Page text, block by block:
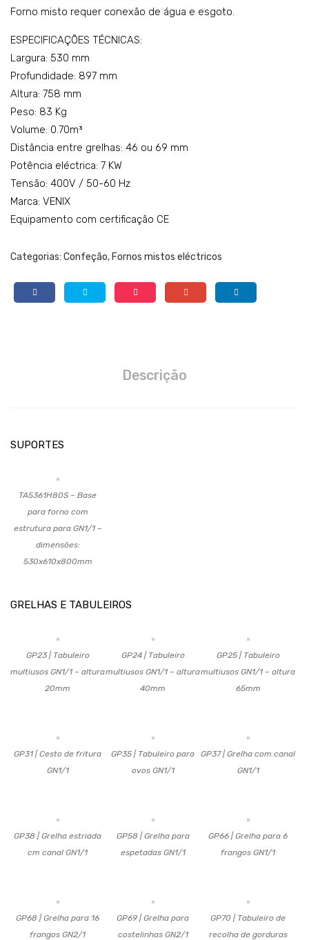
Forno misto requer conexão de água e esgoto.
ESPECIFICAÇÕES TÉCNICAS:
Largura: 530 mm
Profundidade: 897 mm
Altura: 758 mm
Peso: 83 Kg
Volume: 0.70m³
Distância entre grelhas: 46 ou 69 mm
Potência eléctrica: 7 KW
Tensão: 400V / 50-60 Hz
Marca: VENIX
Equipamento com certificação CE
Categorias: Confeção, Fornos mistos eléctricos
Descrição
SUPORTES
TA5361H80S – Base
para forno com
estrutura para GN1/1 –
dimensões:
530x610x800mm
GRELHAS E TABULEIROS
GP23 | Tabuleiro
multiusos GN1/1 – altura
20mm
GP24 | Tabuleiro
multiusos GN1/1 – altura
40mm
GP25 | Tabuleiro
multiusos GN1/1 – altura
65mm
GP31 | Cesto de fritura
GN1/1
GP35 | Tabuleiro para
ovos GN1/1
GP37 | Grelha com canal
GN1/1
GP38 | Grelha estriada
cm canal GN1/1
GP58 | Grelha para
espetadas GN1/1
GP66 | Grelha para 6
frangos GN1/1
GP68 | Grelha para 16
frangos GN2/1
GP69 | Grelha para
costelinhas GN2/1
GP70 | Tabuleiro de
recolha de gorduras